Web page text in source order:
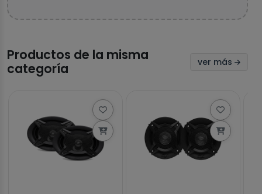
Productos de la misma
categoría
ver más